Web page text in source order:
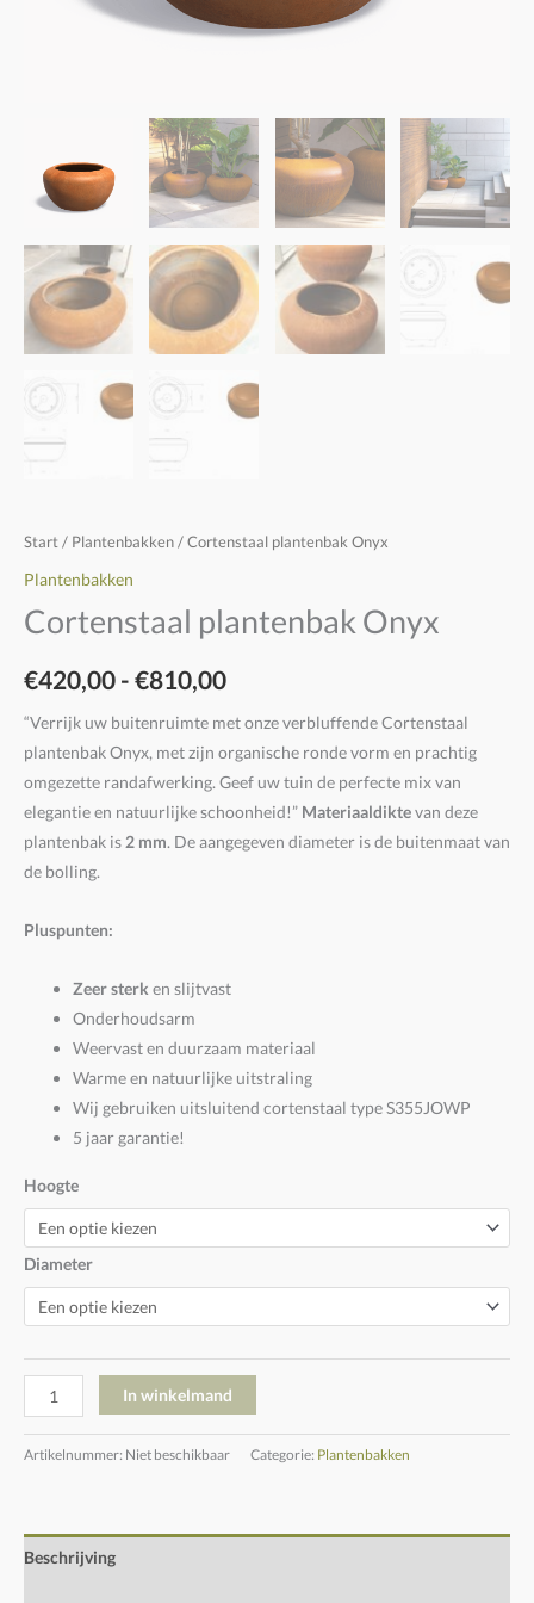
Start / Plantenbakken / Cortenstaal plantenbak Onyx
Plantenbakken
Cortenstaal plantenbak Onyx
€420,00 - €810,00
“Verrijk uw buitenruimte met onze verbluffende Cortenstaal
plantenbak Onyx, met zijn organische ronde vorm en prachtig
omgezette randafwerking. Geef uw tuin de perfecte mix van
elegantie en natuurlijke schoonheid!” Materiaaldiktevan deze
plantenbak is 2 mm. De aangegeven diameter is de buitenmaat van
de bolling.
Pluspunten:
Zeer sterk en slijtvast
Onderhoudsarm
Weervast en duurzaam materiaal
Warme en natuurlijke uitstraling
Wij gebruiken uitsluitend cortenstaal type S355JOWP
5 jaar garantie!
Hoogte
Diameter
In winkelmand
Artikelnummer: Niet beschikbaar Categorie: Plantenbakken
Beschrijving